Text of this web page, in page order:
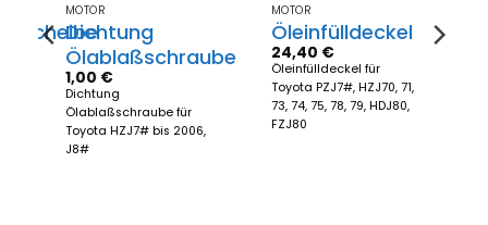
MOTOR
Dichtung
Ölablaßschraube
1,00 €
Dichtung
Ölablaßschraube für
Toyota HZJ7# bis 2006,
J8#
MOTOR
Öleinfülldeckel
24,40 €
Öleinfülldeckel für
Toyota PZJ7#, HZJ70, 71,
73, 74, 75, 78, 79, HDJ80,
FZJ80